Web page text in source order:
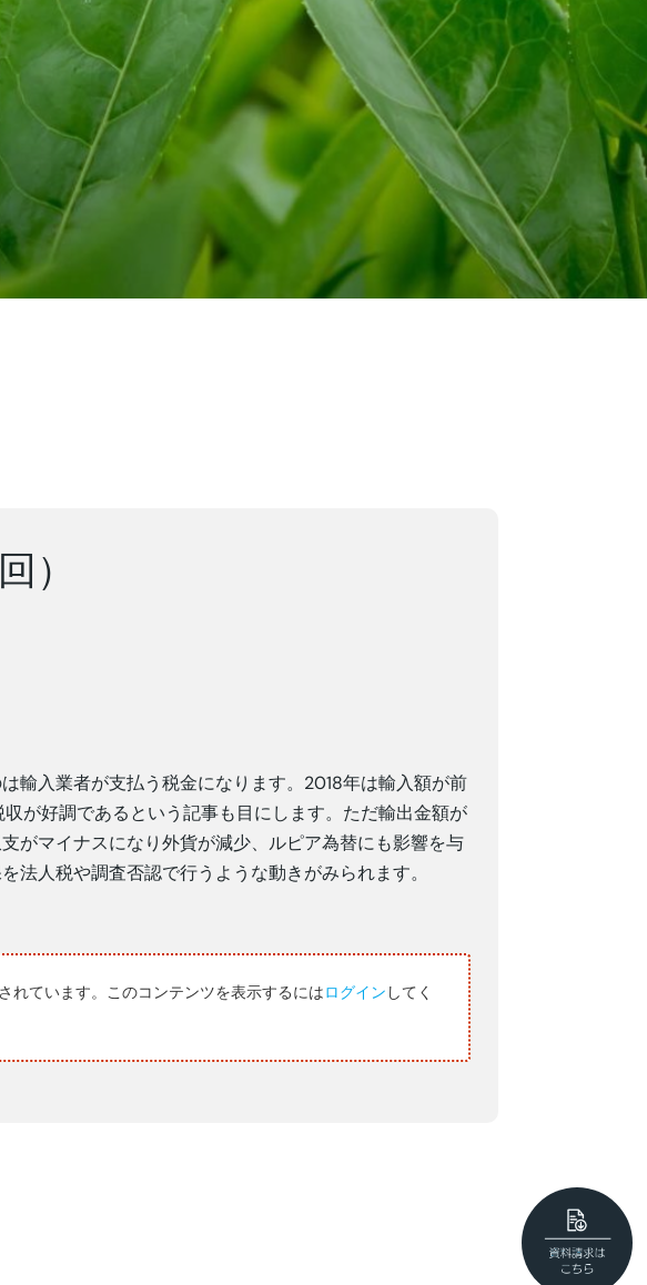
）
輸入業者が支払う税金になります。2018年は輸入額が前
が好調であるという記事も目にします。ただ輸出金額が
がマイナスになり外貨が減少、ルピア為替にも影響を与
法人税や調査否認で行うような動きがみられます。
れています。このコンテンツを表示するにはログイン してく